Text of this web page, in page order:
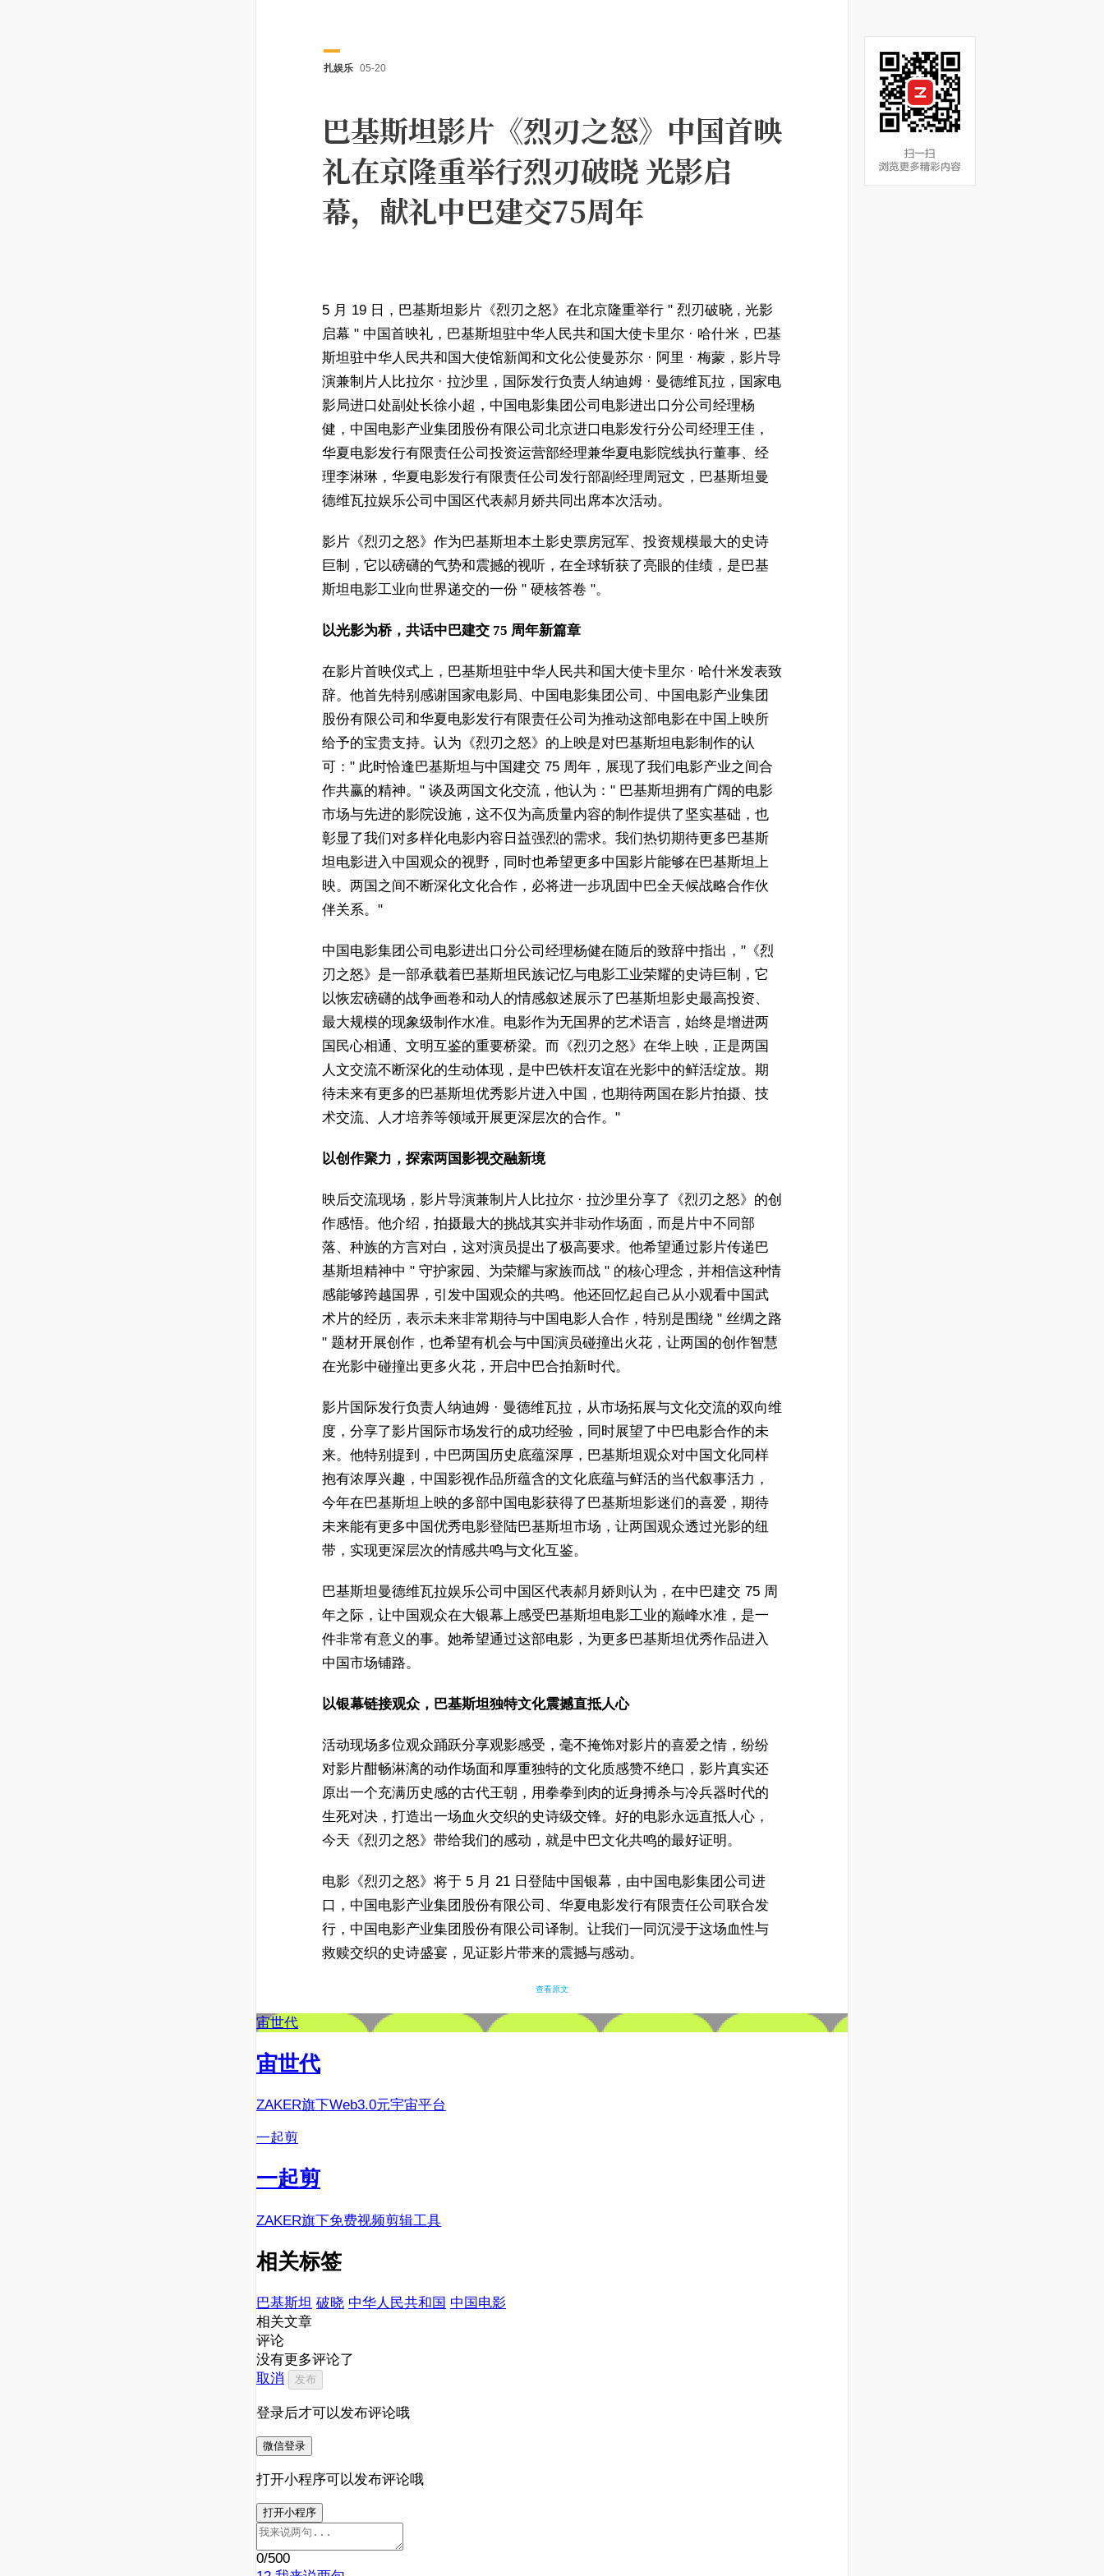
扎娱乐 05-20
巴基斯坦影片《烈刃之怒》中国首映
礼在京隆重举行烈刃破晓 光影启
幕，献礼中巴建交75周年
5 月 19 日，巴基斯坦影片《烈刃之怒》在北京隆重举行 " 烈刃破晓 , 光影
启幕 " 中国首映礼，巴基斯坦驻中华人民共和国大使卡里尔 · 哈什米，巴基
斯坦驻中华人民共和国大使馆新闻和文化公使曼苏尔 · 阿里 · 梅蒙，影片导
演兼制片人比拉尔 · 拉沙里，国际发行负责人纳迪姆 · 曼德维瓦拉，国家电
影局进口处副处长徐小超，中国电影集团公司电影进出口分公司经理杨
健，中国电影产业集团股份有限公司北京进口电影发行分公司经理王佳，
华夏电影发行有限责任公司投资运营部经理兼华夏电影院线执行董事、经
理李淋琳，华夏电影发行有限责任公司发行部副经理周冠文，巴基斯坦曼
德维瓦拉娱乐公司中国区代表郝月娇共同出席本次活动。
影片《烈刃之怒》作为巴基斯坦本土影史票房冠军、投资规模最大的史诗
巨制，它以磅礴的气势和震撼的视听，在全球斩获了亮眼的佳绩，是巴基
斯坦电影工业向世界递交的一份 " 硬核答卷 "。
以光影为桥，共话中巴建交 75 周年新篇章
在影片首映仪式上，巴基斯坦驻中华人民共和国大使卡里尔 · 哈什米发表致
辞。他首先特别感谢国家电影局、中国电影集团公司、中国电影产业集团
股份有限公司和华夏电影发行有限责任公司为推动这部电影在中国上映所
给予的宝贵支持。认为《烈刃之怒》的上映是对巴基斯坦电影制作的认
可：" 此时恰逢巴基斯坦与中国建交 75 周年，展现了我们电影产业之间合
作共赢的精神。" 谈及两国文化交流，他认为：" 巴基斯坦拥有广阔的电影
市场与先进的影院设施，这不仅为高质量内容的制作提供了坚实基础，也
彰显了我们对多样化电影内容日益强烈的需求。我们热切期待更多巴基斯
坦电影进入中国观众的视野，同时也希望更多中国影片能够在巴基斯坦上
映。两国之间不断深化文化合作，必将进一步巩固中巴全天候战略合作伙
伴关系。"
中国电影集团公司电影进出口分公司经理杨健在随后的致辞中指出，"《烈
刃之怒》是一部承载着巴基斯坦民族记忆与电影工业荣耀的史诗巨制，它
以恢宏磅礴的战争画卷和动人的情感叙述展示了巴基斯坦影史最高投资、
最大规模的现象级制作水准。电影作为无国界的艺术语言，始终是增进两
国民心相通、文明互鉴的重要桥梁。而《烈刃之怒》在华上映，正是两国
人文交流不断深化的生动体现，是中巴铁杆友谊在光影中的鲜活绽放。期
待未来有更多的巴基斯坦优秀影片进入中国，也期待两国在影片拍摄、技
术交流、人才培养等领域开展更深层次的合作。"
以创作聚力，探索两国影视交融新境
映后交流现场，影片导演兼制片人比拉尔 · 拉沙里分享了《烈刃之怒》的创
作感悟。他介绍，拍摄最大的挑战其实并非动作场面，而是片中不同部
落、种族的方言对白，这对演员提出了极高要求。他希望通过影片传递巴
基斯坦精神中 " 守护家园、为荣耀与家族而战 " 的核心理念，并相信这种情
感能够跨越国界，引发中国观众的共鸣。他还回忆起自己从小观看中国武
术片的经历，表示未来非常期待与中国电影人合作，特别是围绕 " 丝绸之路
" 题材开展创作，也希望有机会与中国演员碰撞出火花，让两国的创作智慧
在光影中碰撞出更多火花，开启中巴合拍新时代。
影片国际发行负责人纳迪姆 · 曼德维瓦拉，从市场拓展与文化交流的双向维
度，分享了影片国际市场发行的成功经验，同时展望了中巴电影合作的未
来。他特别提到，中巴两国历史底蕴深厚，巴基斯坦观众对中国文化同样
抱有浓厚兴趣，中国影视作品所蕴含的文化底蕴与鲜活的当代叙事活力，
今年在巴基斯坦上映的多部中国电影获得了巴基斯坦影迷们的喜爱，期待
未来能有更多中国优秀电影登陆巴基斯坦市场，让两国观众透过光影的纽
带，实现更深层次的情感共鸣与文化互鉴。
巴基斯坦曼德维瓦拉娱乐公司中国区代表郝月娇则认为，在中巴建交 75 周
年之际，让中国观众在大银幕上感受巴基斯坦电影工业的巅峰水准，是一
件非常有意义的事。她希望通过这部电影，为更多巴基斯坦优秀作品进入
中国市场铺路。
以银幕链接观众，巴基斯坦独特文化震撼直抵人心
活动现场多位观众踊跃分享观影感受，毫不掩饰对影片的喜爱之情，纷纷
对影片酣畅淋漓的动作场面和厚重独特的文化质感赞不绝口，影片真实还
原出一个充满历史感的古代王朝，用拳拳到肉的近身搏杀与冷兵器时代的
生死对决，打造出一场血火交织的史诗级交锋。好的电影永远直抵人心，
今天《烈刃之怒》带给我们的感动，就是中巴文化共鸣的最好证明。
电影《烈刃之怒》将于 5 月 21 日登陆中国银幕，由中国电影集团公司进
口，中国电影产业集团股份有限公司、华夏电影发行有限责任公司联合发
行，中国电影产业集团股份有限公司译制。让我们一同沉浸于这场血性与
救赎交织的史诗盛宴，见证影片带来的震撼与感动。
查看原文
宙世代
宙世代
ZAKER旗下Web3.0元宇宙平台
一起剪
一起剪
ZAKER旗下免费视频剪辑工具
相关标签
巴基斯坦 破晓 中华人民共和国 中国电影
相关文章
评论
没有更多评论了
取消
发布
登录后才可以发布评论哦
微信登录
打开小程序可以发布评论哦
打开小程序
0/500